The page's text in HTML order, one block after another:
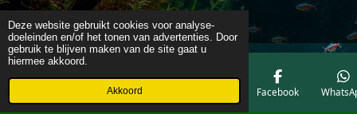
Deze website gebruikt cookies voor analyse-
doeleinden en/of het tonen van advertenties. Door
gebruik te blijven maken van de site gaat u
hiermee akkoord.
Akkoord
Telefoonnummer Facebook